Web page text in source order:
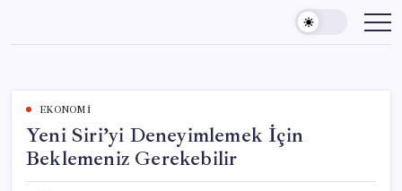
content
EKONOMI
Yeni Siri’yi Deneyimlemek İçin
Beklemeniz Gerekebilir